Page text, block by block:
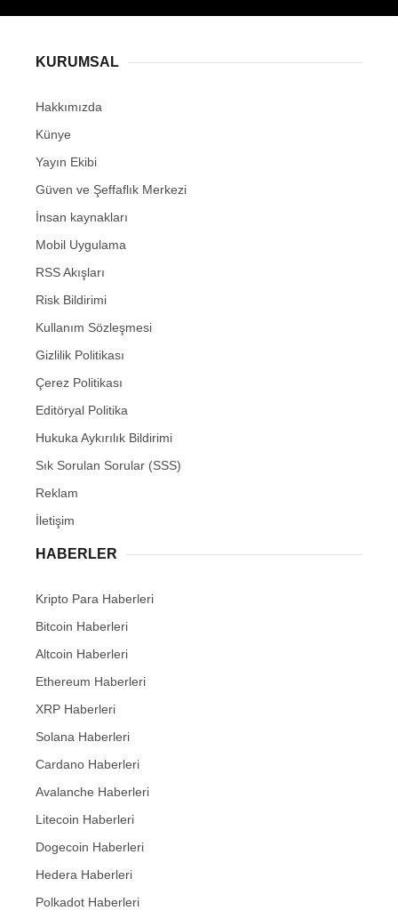
KURUMSAL
Hakkımızda
Künye
Yayın Ekibi
Güven ve Şeffaflık Merkezi
İnsan kaynakları
Mobil Uygulama
RSS Akışları
Risk Bildirimi
Kullanım Sözleşmesi
Gizlilik Politikası
Çerez Politikası
Editöryal Politika
Hukuka Aykırılık Bildirimi
Sık Sorulan Sorular (SSS)
Reklam
İletişim
HABERLER
Kripto Para Haberleri
Bitcoin Haberleri
Altcoin Haberleri
Ethereum Haberleri
XRP Haberleri
Solana Haberleri
Cardano Haberleri
Avalanche Haberleri
Litecoin Haberleri
Dogecoin Haberleri
Hedera Haberleri
Polkadot Haberleri